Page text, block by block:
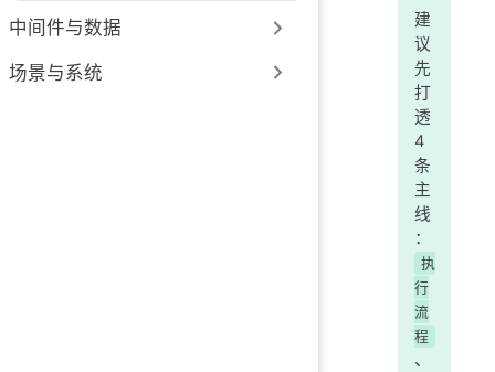
中间件与数据
场景与系统
建
议
先
打
透
4
条
主
线
：
执
行
流
程
、